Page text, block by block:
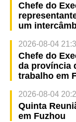
Chefe do
um
2026-08-04
Chefe do
da província
trabalho em
2026-08-04
Quinta
em Fuzhou